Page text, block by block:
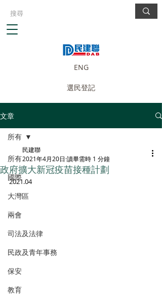
ENG
選民登記
文章
所有
國際
大灣區
兩會
司法及法律
民政及青年事務
保安
教育
所有
政府擴大新冠疫苗接種計劃
民建聯
2021年4月20日 讀畢需時 1 分鐘
2021.04